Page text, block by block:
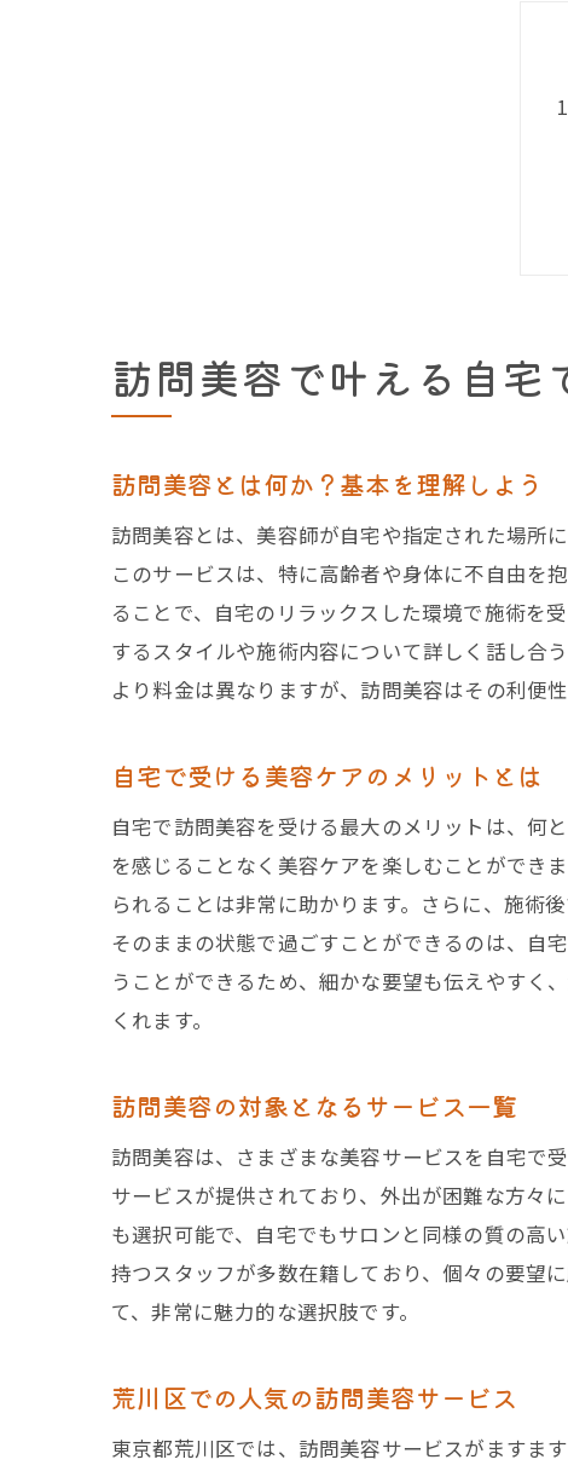
訪問美容で叶える自宅
訪問美容とは何か？基本を理解しよう
訪問美容とは、美容師が自宅や指定された場所
このサービスは、特に高齢者や身体に不自由を
ることで、自宅のリラックスした環境で施術を
するスタイルや施術内容について詳しく話し合
より料金は異なりますが、訪問美容はその利便
自宅で受ける美容ケアのメリットとは
自宅で訪問美容を受ける最大のメリットは、何
を感じることなく美容ケアを楽しむことができ
られることは非常に助かります。さらに、施術
そのままの状態で過ごすことができるのは、自
うことができるため、細かな要望も伝えやすく
くれます。
訪問美容の対象となるサービス一覧
訪問美容は、さまざまな美容サービスを自宅で
サービスが提供されており、外出が困難な方々
も選択可能で、自宅でもサロンと同様の質の高
持つスタッフが多数在籍しており、個々の要望
て、非常に魅力的な選択肢です。
荒川区での人気の訪問美容サービス
東京都荒川区では、訪問美容サービスがますま